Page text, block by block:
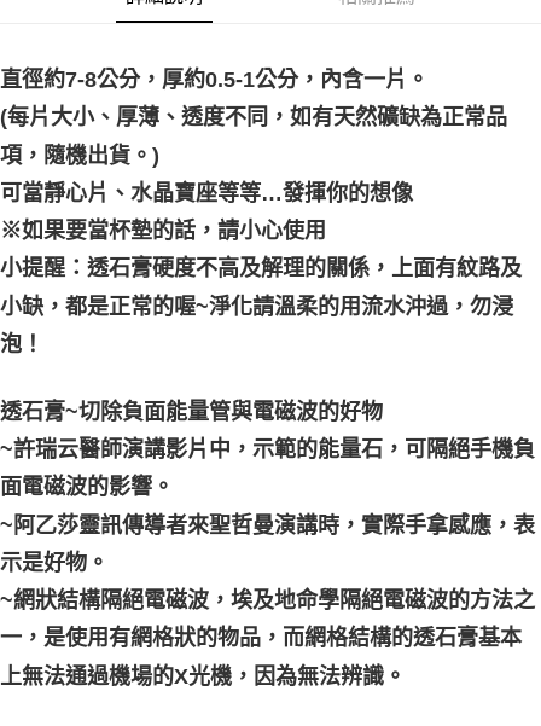
每筆NT$80，滿NT$3,000(含以上)免運費
賣家宅配幫您送（台灣）
每筆NT$80，滿NT$3,000(含以上)免運費
郵局幫你送（離島）
每筆NT$80，滿NT$3,000(含以上)免運費
付款後門市自取
免運費
直徑約7-8公分，厚約0.5-1公分，內含一片。
(每片大小、厚薄、透度不同，如有天然礦缺為正常品
項，隨機出貨。)
可當靜心片、水晶寶座等等…發揮你的想像
※如果要當杯墊的話，請小心使用
小提醒：透石膏硬度不高及解理的關係，上面有紋路及
小缺，都是正常的喔~淨化請溫柔的用流水沖過，勿浸
泡！
透石膏~切除負面能量管與電磁波的好物
~許瑞云醫師演講影片中，示範的能量石，可隔絕手機負
面電磁波的影響。
~阿乙莎靈訊傳導者來聖哲曼演講時，實際手拿感應，表
示是好物。
~網狀結構隔絕電磁波，埃及地命學隔絕電磁波的方法之
一，是使用有網格狀的物品，而網格結構的透石膏基本
上無法通過機場的X光機，因為無法辨識。